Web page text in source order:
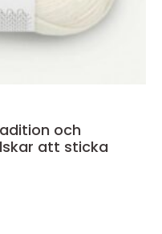
och
att sticka